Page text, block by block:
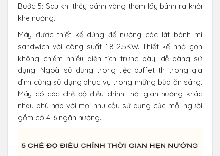
Bước 5: Sau khi thấy bánh vàng thơm lấy bánh ra khỏi
khe nướng.
Máy được thiết kế dùng để nướng các lát bánh mì
sandwich với công suất 1.8-2.5KW. Thiết kế nhỏ gọn
không chiếm nhiều diện tích trưng bày, dễ dàng sử
dụng. Ngoài sử dụng trong tiệc buffet thì trong gia
đình cũng sử dụng phục vụ trong những bữa ăn sáng.
Máy có các chế độ điều chỉnh thời gian nướng khác
nhau phù hợp với mọi nhu cầu sử dụng của mỗi người
gồm có 4-6 ngăn nướng.